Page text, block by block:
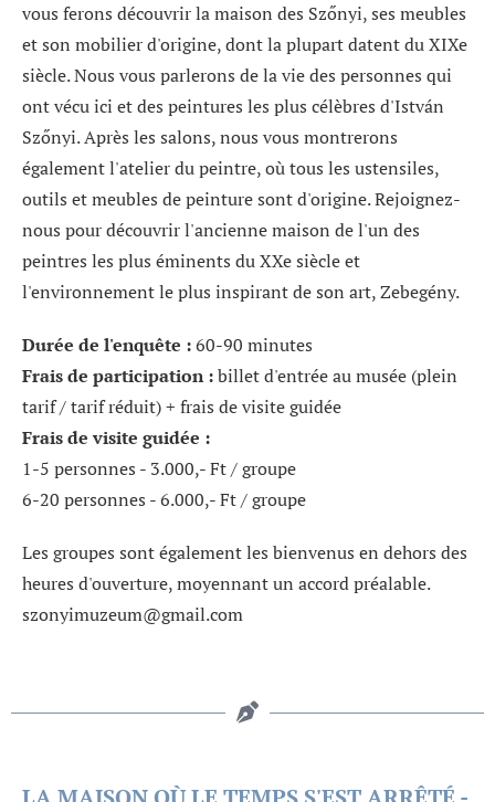
vous ferons découvrir la maison des Szőnyi, ses meubles
et son mobilier d'origine, dont la plupart datent du XIXe
siècle. Nous vous parlerons de la vie des personnes qui
ont vécu ici et des peintures les plus célèbres d'István
Szőnyi. Après les salons, nous vous montrerons
également l'atelier du peintre, où tous les ustensiles,
outils et meubles de peinture sont d'origine. Rejoignez-
nous pour découvrir l'ancienne maison de l'un des
peintres les plus éminents du XXe siècle et
l'environnement le plus inspirant de son art, Zebegény.
Durée de l'enquête :60-90 minutes
Frais de participation :billet d'entrée au musée (plein
tarif / tarif réduit) + frais de visite guidée
Frais de visite guidée :
1-5 personnes - 3.000,- Ft / groupe
6-20 personnes - 6.000,- Ft / groupe
Les groupes sont également les bienvenus en dehors des
heures d'ouverture, moyennant un accord préalable.
szonyimuzeum@gmail.com